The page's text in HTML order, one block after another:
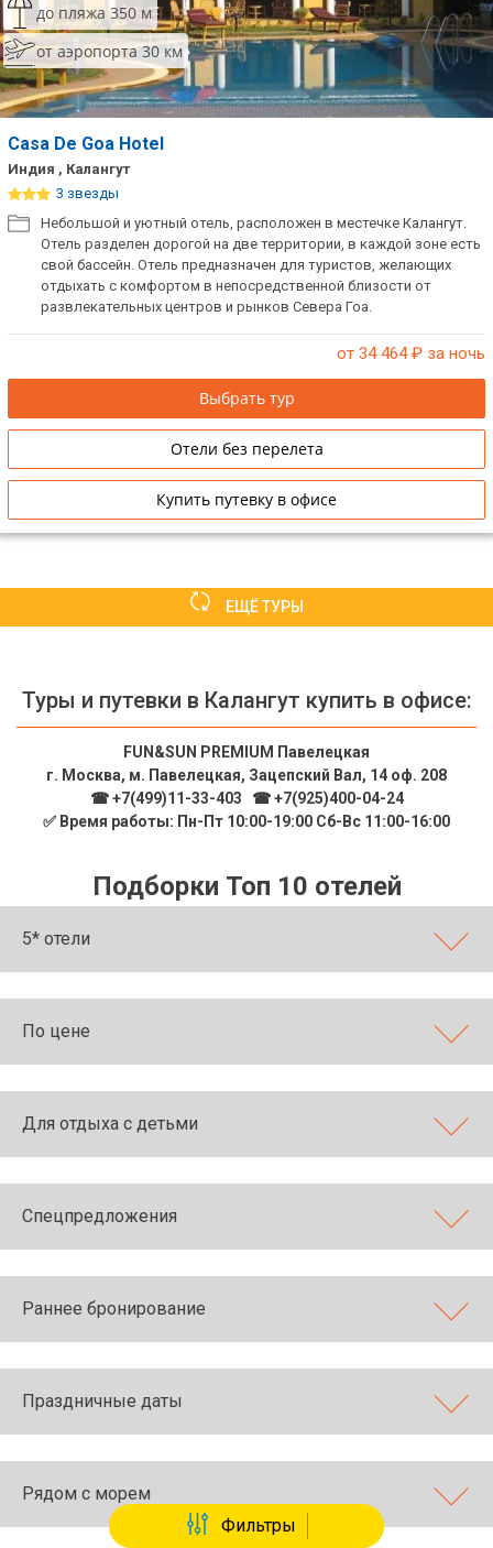
до пляжа 350 м
от аэропорта 30 км
Casa De Goa Hotel
Индия , Калангут
3 звезды
Небольшой и уютный отель, расположен в местечке Калангут.
Отель разделен дорогой на две территории, в каждой зоне есть
свой бассейн. Отель предназначен для туристов, желающих
отдыхать с комфортом в непосредственной близости от
развлекательных центров и рынков Севера Гоа.
от 34 464₽ за ночь
Выбрать тур
Отели без перелета
Купить путевку в офисе
ЕЩЁ ТУРЫ
Туры и путевки в Калангут купить в офисе:
FUN&SUN PREMIUM Павелецкая
г. Москва, м. Павелецкая, Зацепский Вал, 14 оф. 208
☎ +7(499)11-33-403
☎ +7(925)400-04-24
✅ Время работы: Пн-Пт 10:00-19:00 Сб-Вс 11:00-16:00
Подборки Топ 10 отелей
5* отели
По цене
Для отдыха с детьми
Спецпредложения
Раннее бронирование
Праздничные даты
Рядом с морем
Фильтры